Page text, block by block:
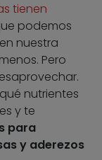
tienen
podemos
nuestra
Pero
nutrientes
y te
para
y aderezos